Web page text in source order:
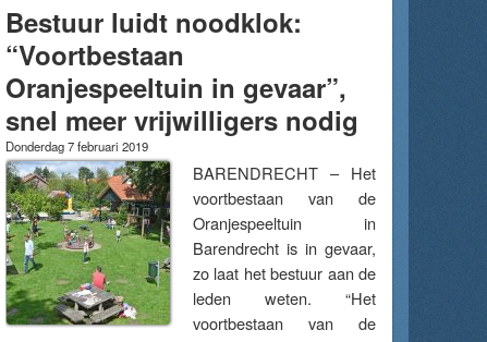
Bestuur luidt noodklok:
“Voortbestaan
Oranjespeeltuin in gevaar”,
snel meer vrijwilligers nodig
Donderdag 7 februari 2019
BARENDRECHT – Het
voortbestaan van de
Oranjespeeltuin in
Barendrecht is in gevaar,
zo laat het bestuur aan de
leden weten. “Het
voortbestaan van de